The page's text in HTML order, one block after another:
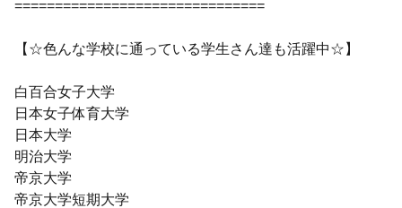
===============================
【☆色んな学校に通っている学生さん達も活躍中☆】
白百合女子大学
日本女子体育大学
日本大学
明治大学
帝京大学
帝京大学短期大学